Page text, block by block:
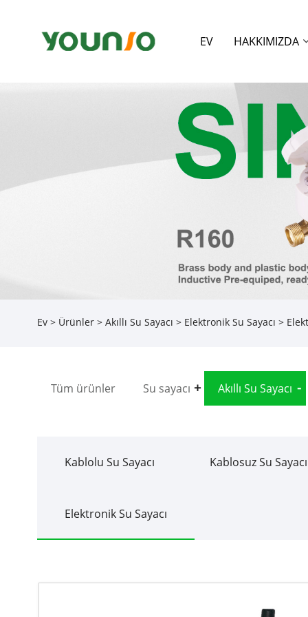
EV HAKKIMIZDA
Ev > Ürünler> Akıllı Su Sayacı > Elektronik Su Sayacı >
Tüm ürünler Su sayacı Akıllı Su Sayacı
Kablolu Su Sayacı Kablosuz Su Sayacı
Elektronik Su Sayacı